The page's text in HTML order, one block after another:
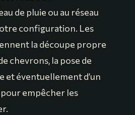
de pluie ou au réseau
configuration. Les
la découpe propre
chevrons, la pose de
et éventuellement d’un
empêcher les